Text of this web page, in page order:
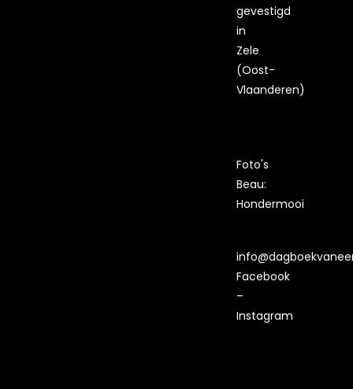
gevestigd
in
Zele
(Oost-
Vlaanderen)
Foto's
Beau:
Hondermooi
Facebook
–
Instagram